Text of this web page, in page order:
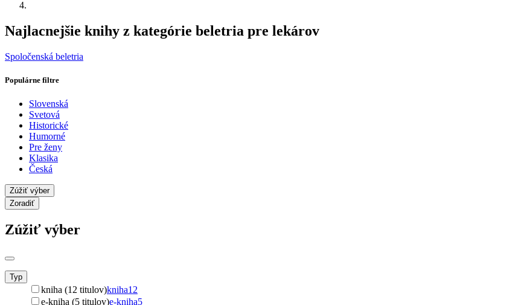
Najlacnejšie knihy z kategórie beletria pre lekárov
Spoločenská beletria
Populárne filtre
Slovenská
Svetová
Historické
Humorné
Pre ženy
Klasika
Česká
Zúžiť výber
Zoradiť
Zúžiť výber
Typ
kniha (12 titulov)kniha12
e-kniha (5 titulov)e-kniha5